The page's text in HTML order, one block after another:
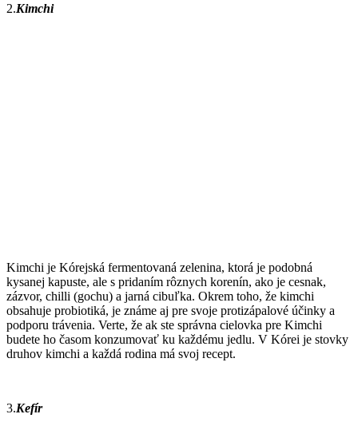
2.Kimchi
Kimchi je Kórejská fermentovaná zelenina, ktorá je podobná
kysanej kapuste, ale s pridaním rôznych korenín, ako je cesnak,
zázvor, chilli (gochu) a jarná cibuľka. Okrem toho, že kimchi
obsahuje probiotiká, je známe aj pre svoje protizápalové účinky a
podporu trávenia. Verte, že ak ste správna cielovka pre Kimchi
budete ho časom konzumovať ku každému jedlu. V Kórei je stovky
druhov kimchi a každá rodina má svoj recept.
3.Kefír